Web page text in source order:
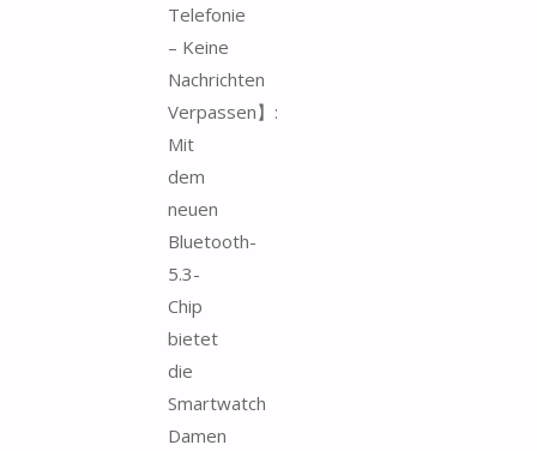
Telefonie
– Keine
Nachrichten
Verpassen】:
Mit
dem
neuen
Bluetooth-
5.3-
Chip
bietet
die
Smartwatch
Damen